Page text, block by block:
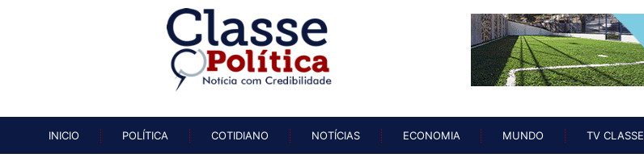
INICIO
POLÍTICA COTIDIANO NOTÍCIAS ECONOMIA MUNDO TV CLASSE